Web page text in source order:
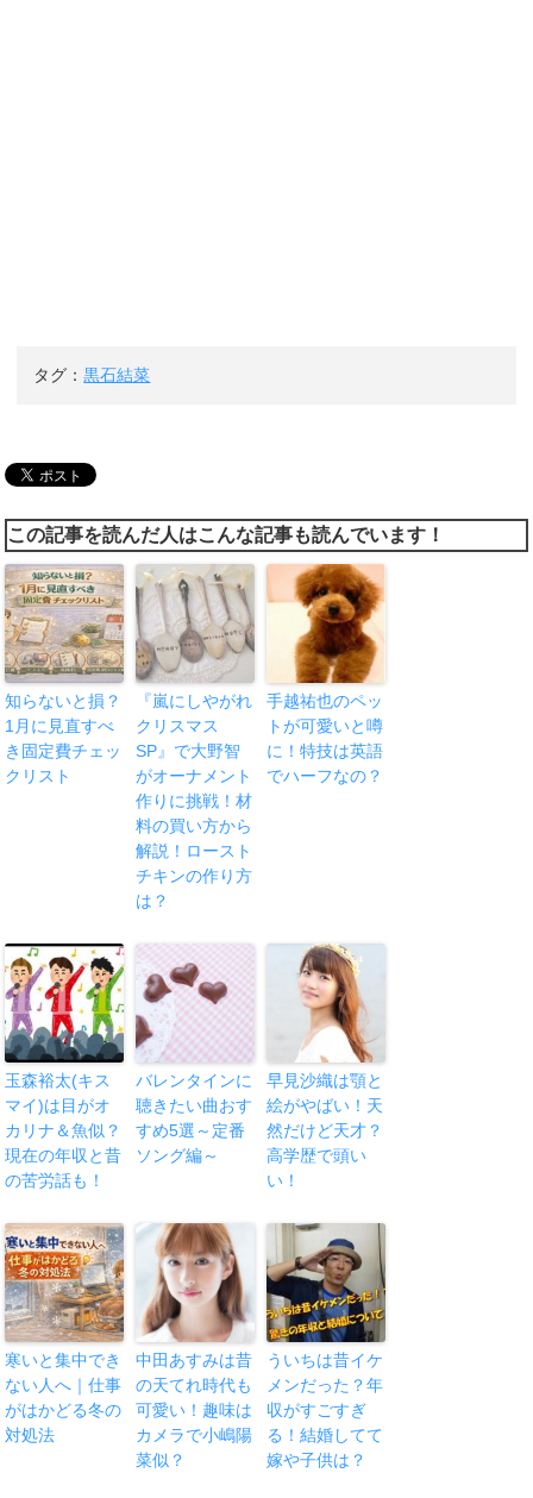
タグ：黒石結菜
この記事を読んだ人はこんな記事も読んでいます！
知らないと損？
1月に見直すべ
き固定費チェッ
クリスト
『嵐にしやがれ
クリスマス
SP』で大野智
がオーナメント
作りに挑戦！材
料の買い方から
解説！ロースト
チキンの作り方
は？
手越祐也のペッ
トが可愛いと噂
に！特技は英語
でハーフなの？
玉森裕太(キス
マイ)は目がオ
カリナ＆魚似？
現在の年収と昔
の苦労話も！
バレンタインに
聴きたい曲おす
すめ5選～定番
ソング編～
早見沙織は顎と
絵がやばい！天
然だけど天才？
高学歴で頭い
い！
寒いと集中でき
ない人へ｜仕事
がはかどる冬の
対処法
中田あすみは昔
の天てれ時代も
可愛い！趣味は
カメラで小嶋陽
菜似？
ういちは昔イケ
メンだった？年
収がすごすぎ
る！結婚してて
嫁や子供は？